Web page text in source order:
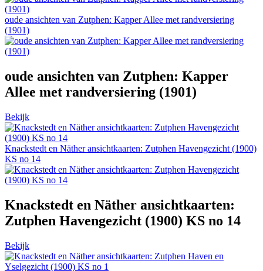
oude ansichten van Zutphen: Kapper Allee met randversiering
(1901)
oude ansichten van Zutphen: Kapper
Allee met randversiering (1901)
Bekijk
Knackstedt en Näther ansichtkaarten: Zutphen Havengezicht (1900)
KS no 14
Knackstedt en Näther ansichtkaarten:
Zutphen Havengezicht (1900) KS no 14
Bekijk